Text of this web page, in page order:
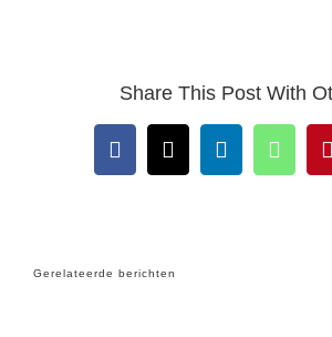
Share This Post With
Facebook
X LinkedIn
Gerelateerde berichten